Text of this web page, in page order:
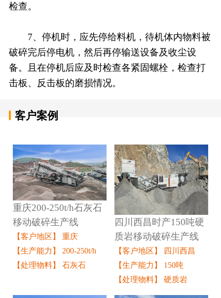
检查。
7、停机时，应先停给料机，待机体内物料被
破碎完后停电机，然后再停输送设备及收尘设
备。且在停机后应及时检查各紧固螺栓，检查打
击板、反击板的磨损情况。
客户案例
重庆200-250t/h石灰石
移动破碎生产线
【客户地区】 重庆
【生产能力】 200-250t/h
【处理物料】 石灰石
四川西昌时产150吨硬
质岩移动破碎生产线
【客户地区】 四川西昌
【生产能力】 150吨
【处理物料】 硬质岩